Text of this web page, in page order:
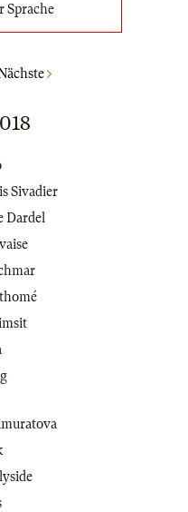
Sprache
Sivadier
Dardel